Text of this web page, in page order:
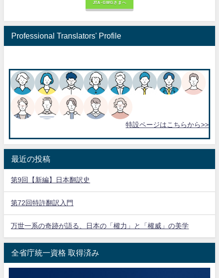
JTA-GWGさまへ
Professional Translators' Profile
特設ページはこちらから>>
最近の投稿
第9回【新編】日本翻訳史
第72回特許翻訳入門
万世一系の奇跡が語る、日本の「權力」と「權威」の美学
全省庁統一資格 取得済み